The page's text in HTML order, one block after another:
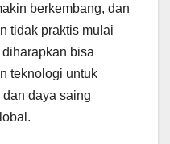
berkembang, dan
tidak praktis mulai
bisa
teknologi untuk
daya saing